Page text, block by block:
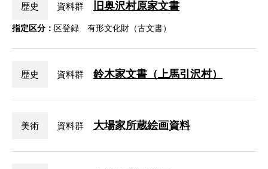
歴史 資料群 旧奥沢村原家文書
指定区分： 区登録 有形文化財（古文書）
歴史 資料群 鈴木家文書（上馬引沢村）
美術 資料群 大場家所蔵絵画資料